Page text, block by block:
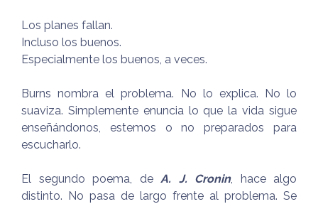
Los planes fallan.
Incluso los buenos.
Especialmente los buenos, a veces.
Burns nombra el problema. No lo explica. No lo
suaviza. Simplemente enuncia lo que la vida sigue
enseñándonos, estemos o no preparados para
escucharlo.
El segundo poema, de A. J. Cronin, hace algo
distinto. No pasa de largo frente al problema. Se